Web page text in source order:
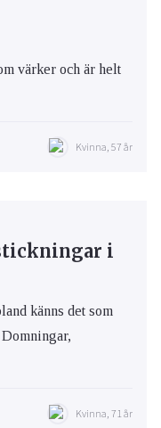
värker och är helt
Kvinna, 57 år
i
känns det som
Domningar,
Kvinna, 71 år